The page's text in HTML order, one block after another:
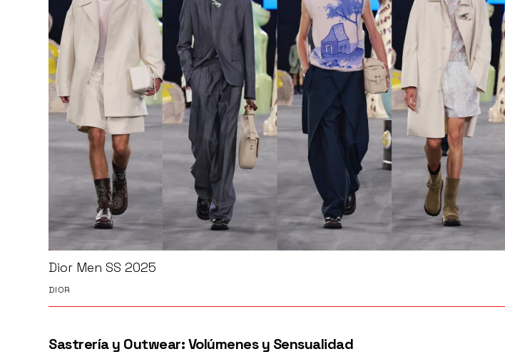
Dior Men SS 2025
DIOR
Sastrería y Outwear: Volúmenes y Sensualidad